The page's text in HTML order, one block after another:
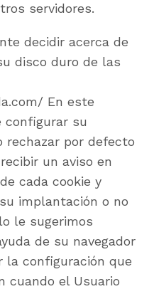
servidores.
decidir acerca de
disco duro de las
En este
configurar su
rechazar por defecto
un aviso en
cada cookie y
implantación o no
le sugerimos
de su navegador
la configuración que
cuando el Usuario